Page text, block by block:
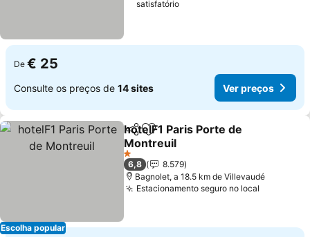
satisfatório
De € 25
Consulte os preços de 14 sites Ver preços
Escolha popular
PartilharAdicionar aos favoritos
hotelF1 Paris Porte de
Montreuil
1 Estrelas
6,8
8.579
Bagnolet, a 18.5 km de Villevaudé
Estacionamento seguro no local